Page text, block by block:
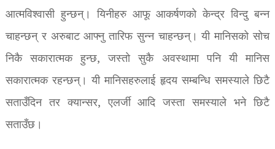
आत्मविश्वासी हुन्छन्। यिनीहरु आफू आकर्षणको केन्द्र विन्दु बन्न
चाहन्छन् र अरुबाट आफ्नु तारिफ सुन्न चाहन्छन्। यी मानिसको सोच
निकै सकारात्मक हुन्छ, जस्तो सुकै अवस्थामा पनि यी मानिस
सकारात्मक रहन्छन्। यी मानिसहरुलाई हृदय सम्बन्धि समस्याले छिटै
सताउँदिन तर क्यान्सर, एलर्जी आदि जस्ता समस्याले भने छिटै
सताउँछ।